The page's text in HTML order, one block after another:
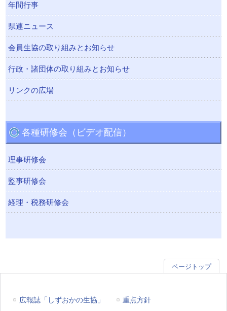
年間行事
県連ニュース
会員生協の取り組みとお知らせ
行政・諸団体の取り組みとお知らせ
リンクの広場
各種研修会（ビデオ配信）
理事研修会
監事研修会
経理・税務研修会
ページトップ
広報誌「しずおかの生協」 重点方針